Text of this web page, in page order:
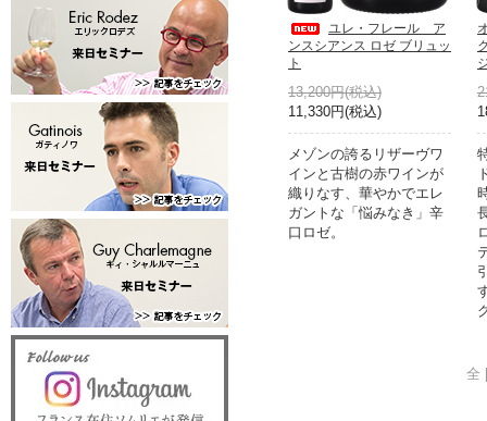
ユレ・フレール ア
ンスシアンス ロゼ ブリュッ
ト
13,200円(税込)
11,330円(税込)
メゾンの誇るリザーヴワ
インと古樹の赤ワインが
織りなす、華やかでエレ
ガントな「悩みなき」辛
口ロゼ。
全